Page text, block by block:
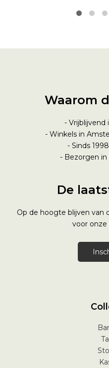
Waarom
- Vrijblijvend
- Winkels in
- Sinds 1998
- Bezorgen in
De
Op de hoogte blijven van
voor onze